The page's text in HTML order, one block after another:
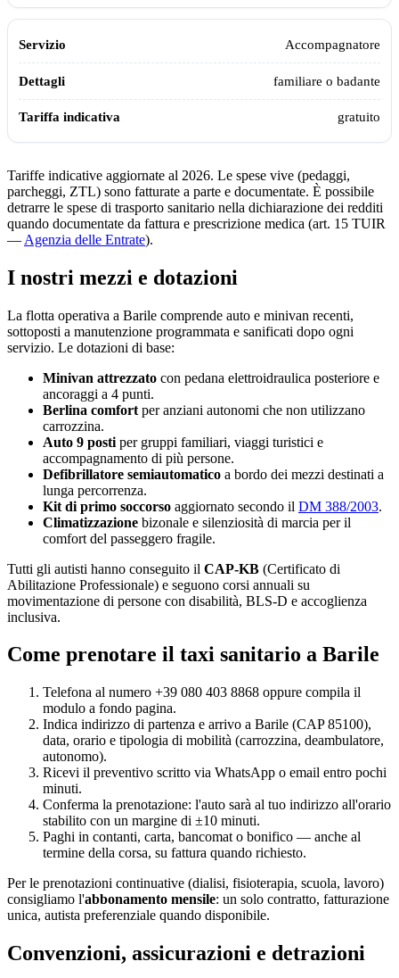
Accompagnatore
familiare o badante
gratuito
Tariffe indicative aggiornate al 2026. Le spese vive (pedaggi,
parcheggi, ZTL) sono fatturate a parte e documentate. È possibile
detrarre le spese di trasporto sanitario nella dichiarazione dei redditi
quando documentate da fattura e prescrizione medica (art. 15 TUIR
— Agenzia delle Entrate).
I nostri mezzi e dotazioni
La flotta operativa a Barile comprende auto e minivan recenti,
sottoposti a manutenzione programmata e sanificati dopo ogni
servizio. Le dotazioni di base:
Minivan attrezzato con pedana elettroidraulica posteriore e
ancoraggi a 4 punti.
Berlina comfort per anziani autonomi che non utilizzano
carrozzina.
Auto 9 posti per gruppi familiari, viaggi turistici e
accompagnamento di più persone.
Defibrillatore semiautomatico a bordo dei mezzi destinati a
lunga percorrenza.
Kit di primo soccorso aggiornato secondo il DM 388/2003.
Climatizzazione bizonale e silenziosità di marcia per il
comfort del passeggero fragile.
Tutti gli autisti hanno conseguito il CAP-KB (Certificato di
Abilitazione Professionale) e seguono corsi annuali su
movimentazione di persone con disabilità, BLS-D e accoglienza
inclusiva.
Come prenotare il taxi sanitario a Barile
Telefona al numero +39 080 403 8868 oppure compila il
modulo a fondo pagina.
Indica indirizzo di partenza e arrivo a Barile (CAP85100),
data, orario e tipologia di mobilità (carrozzina, deambulatore,
autonomo).
Ricevi il preventivo scritto via WhatsApp o email entro pochi
minuti.
Conferma la prenotazione: l'auto sarà al tuo indirizzo all'orario
stabilito con un margine di ±10 minuti.
Paghi in contanti, carta, bancomat o bonifico — anche al
termine della corsa, su fattura quando richiesto.
Per le prenotazioni continuative (dialisi, fisioterapia, scuola, lavoro)
consigliamo l'abbonamento mensile: un solo contratto, fatturazione
unica, autista preferenziale quando disponibile.
Convenzioni, assicurazioni e detrazioni